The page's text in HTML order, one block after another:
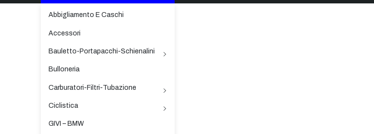
Abbigliamento E Caschi
Accessori
Bauletto-Portapacchi-Schienalini
Bulloneria
Carburatori-Filtri-Tubazione
Ciclistica
GIVI – BMW